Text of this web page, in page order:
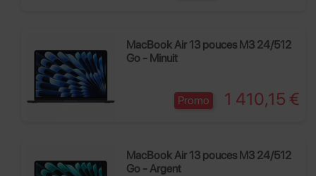
MacBook Air 13 pouces M3 24/512
Go - Minuit
Promo Prix
1 410,15 €
MacBook Air 13 pouces M3 24/512
Go - Argent